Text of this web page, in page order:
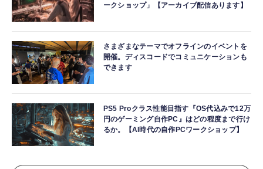
ークショップ」【アーカイブ配信あります】
さまざまなテーマでオフラインのイベントを
開催。ディスコードでコミュニケーションも
できます
PS5 Proクラス性能目指す『OS代込みで12万
円のゲーミング自作PC』はどの程度まで行け
るか。【AI時代の自作PCワークショップ】